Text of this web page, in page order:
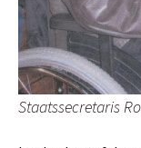
Staatssecretaris